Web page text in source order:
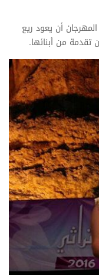
أن يعود ريع
تقدمة من أبنائها.